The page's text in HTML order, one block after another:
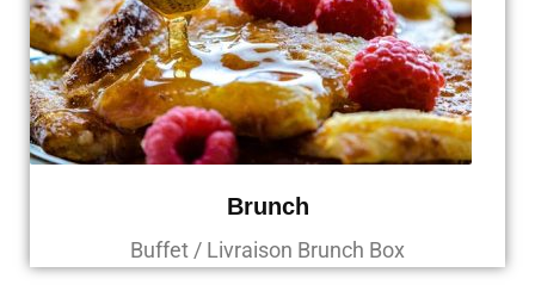
Brunch
Buffet / Livraison Brunch Box